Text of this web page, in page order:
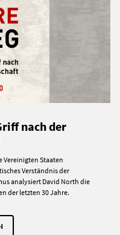
nach der
Vereinigten Staaten
Verständnis der
analysiert David North die
der letzten 30 Jahre.